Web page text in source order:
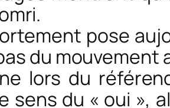
pose
du mouvement
lors du
du « oui »,